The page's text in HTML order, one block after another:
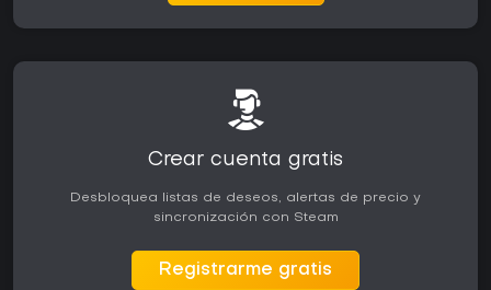
Crear cuenta gratis
Desbloquea listas de deseos, alertas de precio y
sincronización con Steam
Registrarme gratis